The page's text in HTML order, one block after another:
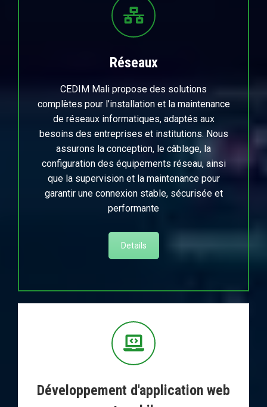
Réseaux
CEDIM Mali propose des solutions
complètes pour l’installation et la maintenance
de réseaux informatiques, adaptés aux
besoins des entreprises et institutions. Nous
assurons la conception, le câblage, la
configuration des équipements réseau, ainsi
que la supervision et la maintenance pour
garantir une connexion stable, sécurisée et
performante
Details
Développement d'application web